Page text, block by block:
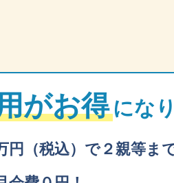
がお得にな
円（税込）で２親等ま